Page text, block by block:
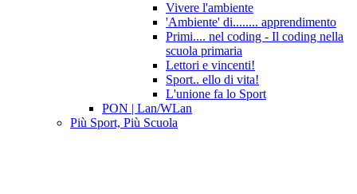
Vivere l'ambiente
'Ambiente' di........ apprendimento
Primi.... nel coding - Il coding nella
scuola primaria
Lettori e vincenti!
Sport.. ello di vita!
L'unione fa lo Sport
PON | Lan/WLan
Più Sport, Più Scuola